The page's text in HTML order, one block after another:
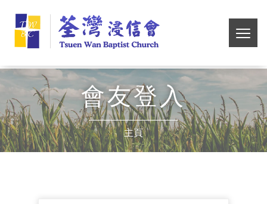
content
切
選
浸
信
會
會友登入
主頁